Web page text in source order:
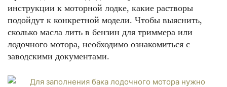
инструкции к моторной лодке, какие растворы
подойдут к конкретной модели. Чтобы выяснить,
сколько масла лить в бензин для триммера или
лодочного мотора, необходимо ознакомиться с
заводскими документами.